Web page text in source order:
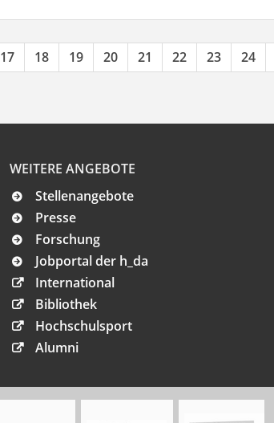
17 18 19 20 21 22 23 24
WEITERE ANGEBOTE
Stellenangebote
Presse
Forschung
Jobportal der h_da
International
Bibliothek
Hochschulsport
Alumni